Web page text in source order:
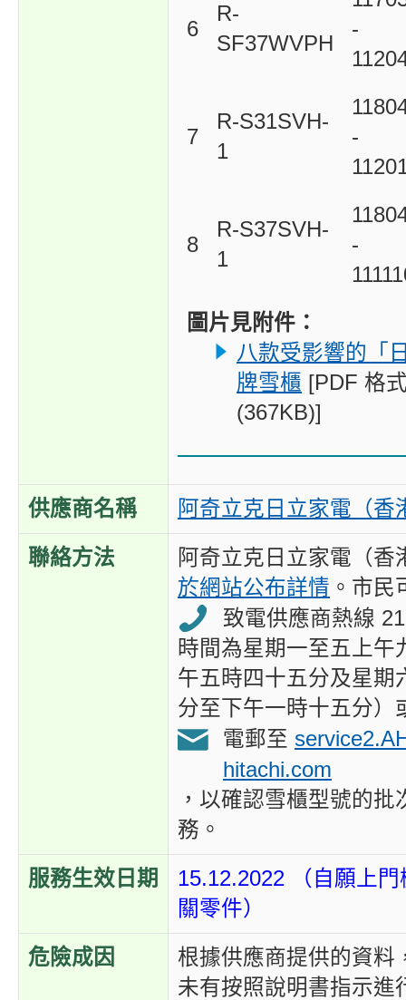
6
R-
SF37WVPH
-
7
R-S31SVH-
1
-
8
R-S37SVH-
1
-
圖片見附件：
八款受影響的「
牌雪櫃 [PDF 格
(367KB)]
供應商名稱 阿奇立克日立家電（香
聯絡方法
阿奇立克日立家電（香
於網站公布詳情 。市民
致電供應商熱線
時間為星期一至五上午
午五時四十五分及星期
分至下午一時十五分）
電郵至
hitachi.com
，以確認雪櫃型號的
務。
服務生效日期
15.12.2022 （自願上
關零件）
危險成因
根據供應商提供的資料
未有按照說明書指示進